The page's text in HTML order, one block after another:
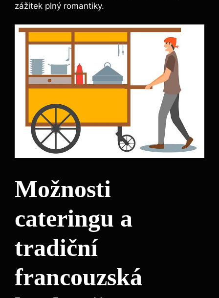
zážitek plný romantiky.
Možnosti
cateringu a
tradiční
francouzská